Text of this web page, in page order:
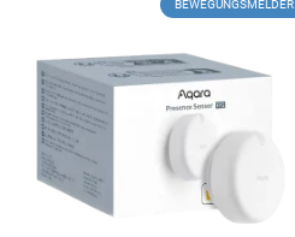
BEWEGUNGSMELDER